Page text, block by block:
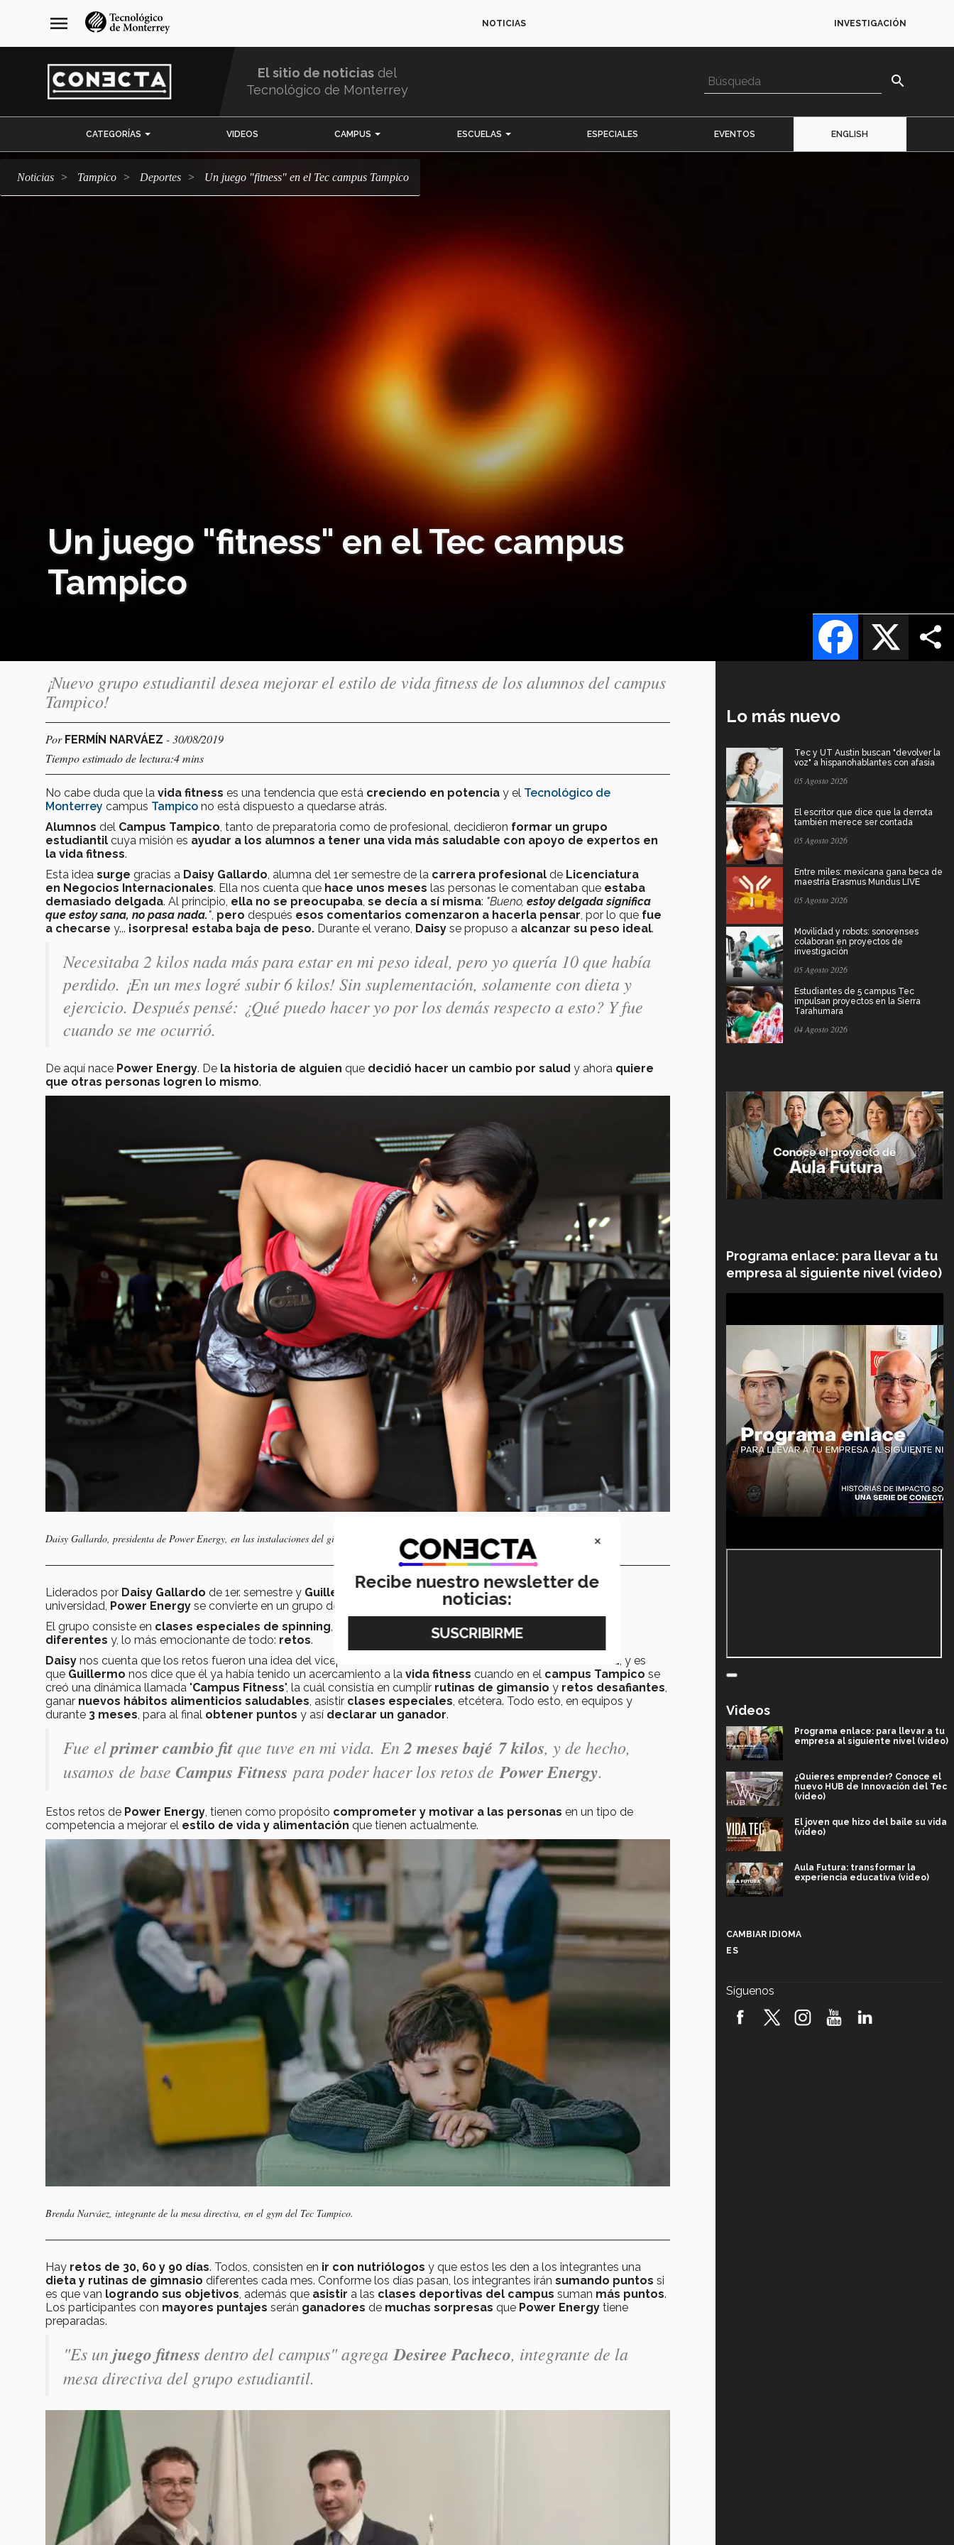
navegación
principal
menu NOTICIAS INVESTIGACIÓN
El sitio de noticias del
Tecnológico de Monterrey
search
CATEGORÍAS VIDEOS CAMPUS ESCUELAS ESPECIALES EVENTOS ENGLISH
Noticias Tampico deportes Un juego "fitness" en el Tec campus Tampico
Un juego "fitness" en el Tec campus
Tampico
X
Facebook
¡Nuevo grupo estudiantil desea mejorar el estilo de vida fitness de los alumnos del campus
Tampico!
Por FERMÍN NARVÁEZ - 30/08/2019
Tiempo estimado de lectura:4 mins
No cabe duda que la vida fitness es una tendencia que está creciendo en potencia y el Tecnológico de
Monterrey campus Tampico no está dispuesto a quedarse atrás.
Alumnos del Campus Tampico , tanto de preparatoria como de profesional, decidieron formar un grupo
estudiantil cuya misión es ayudar a los alumnos a tener una vida más saludable con apoyo de expertos en
la vida fitness.
Esta idea surge gracias a Daisy Gallardo , alumna del 1er semestre de la carrera profesional de Licenciatura
en Negocios Internacionales. Ella nos cuenta que hace unos meses las personas le comentaban que estaba
demasiado delgada. Al principio, ella no se preocupaba se decía a sí misma: "Bueno, estoy delgada significa
que estoy sana, no pasa nada. " pero después esos comentarios comenzaron a hacerla pensar , por lo que fue
a checarse y... ¡sorpresa! estaba baja de peso. Durante el verano, Daisy se propuso a alcanzar su peso ideal.
Necesitaba 2 kilos nada más para estar en mi peso ideal, pero yo quería 10 que había
perdido. ¡En un mes logré subir 6 kilos! Sin suplementación, solamente con dieta y
ejercicio. Después pensé: ¿Qué puedo hacer yo por los demás respecto a esto? Y fue
cuando se me ocurrió.
De aquí nace Power Energy. De la historia de alguien que decidió hacer un cambio por salud y ahora quiere
que otras personas logren lo mismo.
Daisy Gallardo, presidenta de Power Energy, en las instalaciones del gimanasio del Tecnológico de Monterrey campus Tampico.
Liderados por Daisy Gallardo de 1er. semestre y Guillermo Cezar Gutiérrezdel 5to. semestre, ambos de
universidad, Power Energy se convierte en un grupo donde muchos quieren estar.
El grupo consiste en clases especiales de spinning, mindfulness, campamentos con temáticas
diferentes y, lo más emocionante de todo: retos.
Daisy nos cuenta que los retos fueron una idea del vicepresidente de la mesa directiva: Guillermo Gutiérrez, y es
que Guillermo nos dice que él ya había tenido un acercamiento a la vida fitness cuando en el campus Tampico se
creó una dinámica llamada "Campus Fitness", la cuál consistía en cumplir rutinas de gimansio y retos desafiantes,
ganar nuevos hábitos alimenticios saludables, asistir clases especiales, etcétera. Todo esto, en equipos y
durante 3 meses, para al final obtener puntos y así declarar un ganador.
Fue elprimer cambio fitque tuve en mi vida. En 2 meses bajé 7 kilos, y de hecho,
usamos de base Campus Fitness para poder hacer los retos de Power Energy.
Estos retos de Power Energy, tienen como propósito comprometer y motivar a las personas en un tipo de
competencia a mejorar el estilo de vida y alimentación que tienen actualmente.
Brenda Narváez, integrante de la mesa directiva, en el gym del Tec Tampico.
Hay retos de 30, 60 y 90 días. Todos, consisten en ir con nutriólogos y que estos les den a los integrantes una
dieta y rutinas de gimnasio diferentes cada mes. Conforme los días pasan, los integrantes irán sumando puntos si
es que van logrando sus objetivos, además que asistir a las clases deportivas del campus suman más puntos.
Los participantes con mayores puntajes serán ganadores de muchas sorpresas que Power Energy tiene
preparadas.
"Es un juego fitness dentro del campus" agrega Desiree Pacheco, integrante de la
mesa directiva del grupo estudiantil.
Lo más nuevo
Tec y UT Austin buscan "devolver la
voz" a hispanohablantes con afasia
05 Agosto 2026
El escritor que dice que la derrota
también merece ser contada
05 Agosto 2026
Entre miles: mexicana gana beca de
maestría Erasmus Mundus LIVE
05 Agosto 2026
Movilidad y robots: sonorenses
colaboran en proyectos de
investigación
05 Agosto 2026
Estudiantes de 5 campus Tec
impulsan proyectos en la Sierra
Tarahumara
04 Agosto 2026
Programa enlace: para llevar a tu
empresa al siguiente nivel (video)
Videos
Programa enlace: para llevar a tu
empresa al siguiente nivel (video)
¿Quieres emprender? Conoce el
nuevo HUB de Innovación del Tec
(video)
El joven que hizo del baile su vida
(video)
Aula Futura: transformar la
experiencia educativa (video)
robótica FIRST 2026! (video)
CAMBIAR IDIOMA
ES
Síguenos
×
Recibe nuestro newsletter de
noticias: